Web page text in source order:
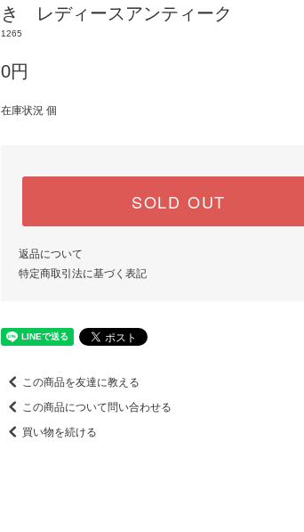
き レディースアンティーク
1265
0円
在庫状況 個
SOLD OUT
返品について
特定商取引法に基づく表記
この商品を友達に教える
この商品について問い合わせる
買い物を続ける